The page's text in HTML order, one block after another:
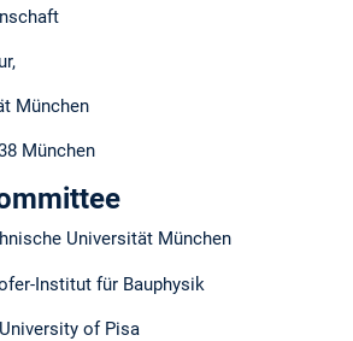
München
München
Universität München
Institut für Bauphysik
of Pisa